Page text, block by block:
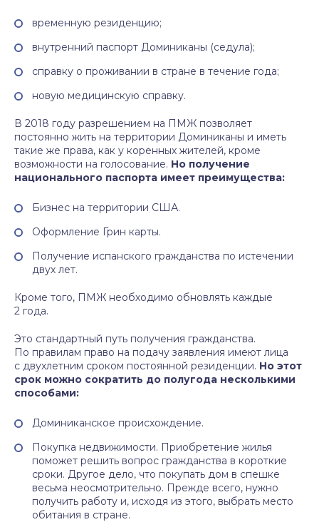
временную резиденцию;
внутренний паспорт Доминиканы (седула);
справку о проживании в стране в течение года;
новую медицинскую справку.
В 2018 году разрешением на ПМЖ позволяет
постоянно жить на территории Доминиканы и иметь
такие же права, как у коренных жителей, кроме
возможности на голосование. Но получение
национального паспорта имеет преимущества:
Бизнес на территории США.
Оформление Грин карты.
Получение испанского гражданства по истечении
двух лет.
Кроме того, ПМЖ необходимо обновлять каждые
2 года.
Это стандартный путь получения гражданства.
По правилам право на подачу заявления имеют лица
с двухлетним сроком постоянной резиденции. Но этот
срок можно сократить до полугода несколькими
способами:
Доминиканское происхождение.
Покупка недвижимости. Приобретение жилья
поможет решить вопрос гражданства в короткие
сроки. Другое дело, что покупать дом в спешке
весьма неосмотрительно. Прежде всего, нужно
получить работу и, исходя из этого, выбрать место
обитания в стране.